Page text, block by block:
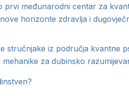
prvi međunarodni centar za
horizonte zdravlja i
stručnjake iz područja kvantne
za dubinsko